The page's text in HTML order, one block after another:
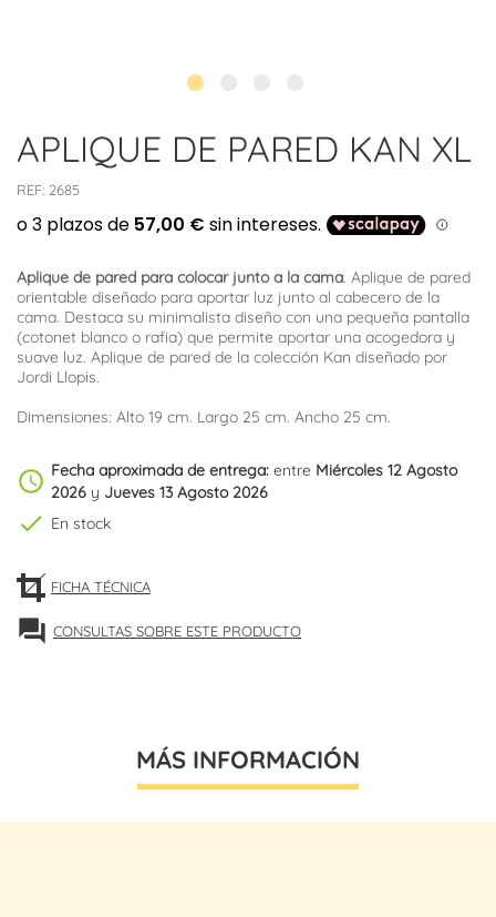
APLIQUE DE PARED KAN XL
REF: 2685
Aplique de pared para colocar junto a la cama. Aplique de pared
orientable diseñado para aportar luz junto al cabecero de la
cama. Destaca su minimalista diseño con una pequeña pantalla
(cotonet blanco o rafia) que permite aportar una acogedora y
suave luz. Aplique de pared de la colección Kan diseñado por
Jordi Llopis.
Dimensiones: Alto 19 cm. Largo 25 cm. Ancho 25 cm.
schedule Fecha aproximada de entrega: entre Miércoles 12 Agosto
2026 y Jueves 13 Agosto 2026
check En stock
FICHA TÉCNICA
forum CONSULTAS SOBRE ESTE PRODUCTO
MÁS INFORMACIÓN